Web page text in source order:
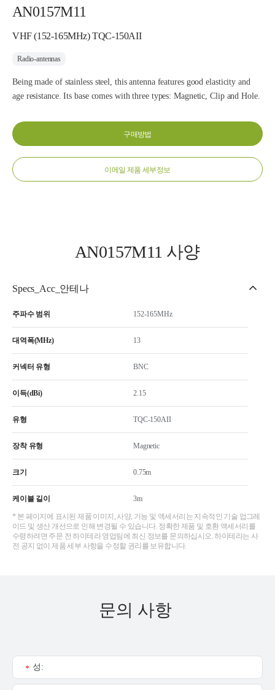
AN0157M11
VHF (152-165MHz) TQC-150AII
Radio-antennas
Being made of stainless steel, this antenna features good elasticity and
age resistance. Its base comes with three types: Magnetic, Clip and Hole.
구매방법
이메일 제품 세부정보
AN0157M11 사양
Specs_Acc_안테나
주파수 범위 152-165MHz
대역폭(MHz) 13
커넥터 유형 BNC
이득(dBi) 2.15
유형 TQC-150AII
장착 유형 Magnetic
크기 0.75m
케이블 길이 3m
* 본 페이지에 표시된 제품 이미지, 사양, 기능 및 액세서리는 지속적인 기술 업그레
이드 및 생산 개선으로 인해 변경될 수 있습니다. 정확한 제품 및 호환 액세서리를
수령하려면 주문 전 하이테라 영업팀에 최신 정보를 문의하십시오. 하이테라는 사
전 공지 없이 제품 세부 사항을 수정할 권리를 보유합니다.
문의 사항
성:
*